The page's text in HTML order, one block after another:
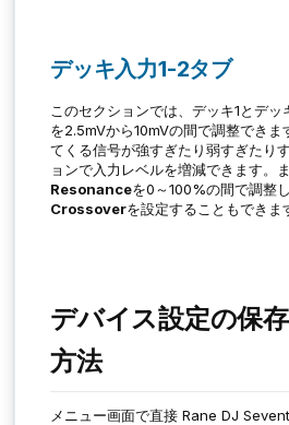
デッキ入力1-2タブ
このセクションでは、デッキ1とデッ
を2.5mVから10mVの間で調整できま
てくる信号が強すぎたり弱すぎたり
ョンで入力レベルを増減できます。ま
Resonanceを0～100%の間で調整
Crossoverを設定することもできま
デバイス設定の保
方法
メニュー画面で直接 Rane DJ